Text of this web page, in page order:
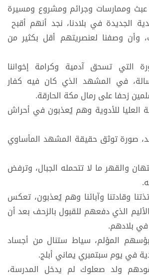
عبث وممارسات وجرائم ومشروع ومسيرة
الجديدة في بلادنا، نجد أنهم أقبح
وصفنا لعنصريتهم أقل بكثير من
التي تسحق آدمية وكرامة إخواننا
في المشهد الذي كان فيه كفار
زحفا على رمال مكة الحارقة.
العليا للأدوية وهم يُعذبون في أحراش
صورة توثق حقيقة المشهد المأساوي
والقهر ما لا تتحمله الجبال، وترفض
وقادتنا وآبائنا وهم يُعذبون، تعكس
الذي دفعهم للقبول بالزحف بعد أن
في بلادهم.
المؤلم، سياط ستنال من أجساد
في يوم سبتمبري يماني أبلج.
ولد صعلوك لم يدخل المدرسة،